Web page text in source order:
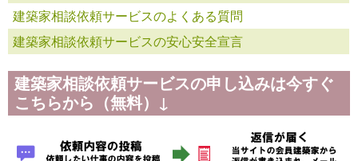
建築家相談依頼サービスのよくある質問
建築家相談依頼サービスの安心安全宣言
建築家相談依頼サービスの申し込みは今すぐ
こちらから（無料）↓